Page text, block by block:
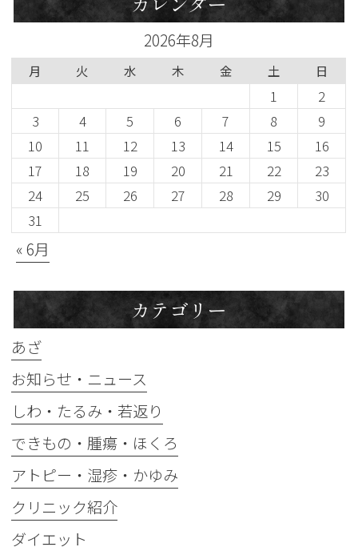
2026年8月
月 火 水 木 金 土 日
1
2
3
4 5 6 7 8
9
10
11 12 13 14 15
16
17
18 19 20 21 22
23
24
25 26 27 28 29
30
31
« 6月
カテゴリー
あざ
お知らせ・ニュース
しわ・たるみ・若返り
できもの・腫瘍・ほくろ
アトピー・湿疹・かゆみ
クリニック紹介
ダイエット